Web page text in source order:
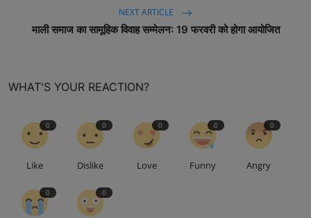
NEXT ARTICLE
माली समाज का सामूहिक विवाह सम्मेलन: 19 फरवरी को होगा आयोजित
WHAT'S YOUR REACTION?
0
Like
0
Dislike
0
Love
0
Funny
0
Angry
0 0